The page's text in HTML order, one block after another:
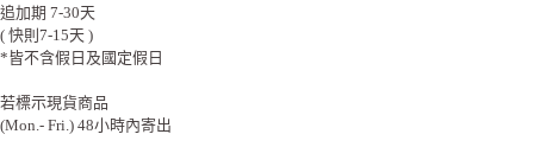
追加期 7-30天
( 快則7-15天 )
*皆不含假日及國定假日
若標示現貨商品
(Mon.- Fri.) 48小時內寄出